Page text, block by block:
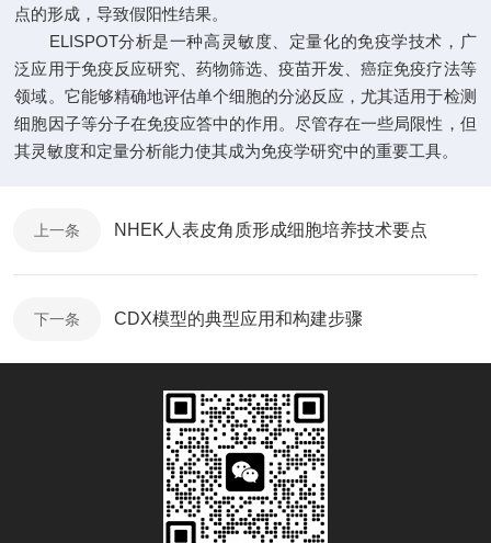
点的形成，导致假阳性结果。
ELISPOT分析是一种高灵敏度、定量化的免疫学技术，广
泛应用于免疫反应研究、药物筛选、疫苗开发、癌症免疫疗法等
领域。它能够精确地评估单个细胞的分泌反应，尤其适用于检测
细胞因子等分子在免疫应答中的作用。尽管存在一些局限性，但
其灵敏度和定量分析能力使其成为免疫学研究中的重要工具。
上一条 NHEK人表皮角质形成细胞培养技术要点
下一条 CDX模型的典型应用和构建步骤